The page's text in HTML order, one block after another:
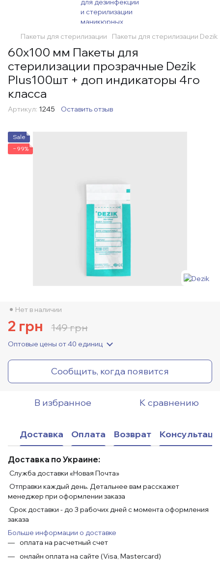
Пакеты для стерилизации Пакеты для стерилизации Dezik
60х100 мм Пакеты для
стерилизации прозрачные Dezik
Plus100шт + доп индикаторы 4го
класса
Артикул: 1245 Оставить отзыв
Sale
−99%
Нет в наличии
2 грн 149 грн
Оптовые цены от 40 единиц
Сообщить, когда появится
В избранное К сравнению
Доставка Оплата Возврат
Доставка по Украине:
Служба доставки «Новая Почта»
Отправки каждый день. Детальнее вам расскажет
менеджер при оформлении заказа
Срок доставки - до 3 рабочих дней с момента оформления
заказа
Больше информации о доставке
оплата на расчетный счет
онлайн оплата на сайте (Visa, Mastercard)